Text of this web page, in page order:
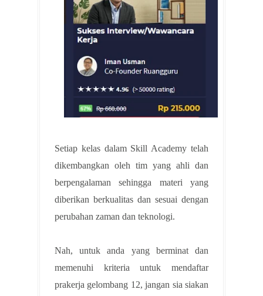
Setiap kelas dalam Skill Academy telah
dikembangkan oleh tim yang ahli dan
berpengalaman sehingga materi yang
diberikan berkualitas dan sesuai dengan
perubahan zaman dan teknologi.
Nah, untuk anda yang berminat dan
memenuhi kriteria untuk mendaftar
prakerja gelombang 12, jangan sia siakan